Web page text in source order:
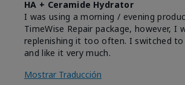
HA + Ceramide Hydrator
I was using a morning / evening
TimeWise Repair package, however, I
replenishing it too often. I switched
and like it very much.
Mostrar Traducción